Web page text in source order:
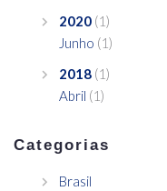
2020 (1)
Junho (1)
2018 (1)
Abril (1)
Categorias
Brasil